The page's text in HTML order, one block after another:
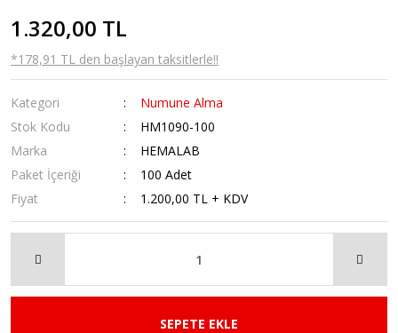
1.320,00 TL
*178,91 TL den başlayan taksitlerle!!
Kategori
Numune Alma
Stok Kodu
HM1090-100
Marka
HEMALAB
Paket İçeriği
100 Adet
Fiyat
1.200,00 TL + KDV
SEPETE EKLE